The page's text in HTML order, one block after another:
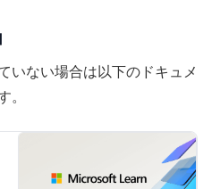
いない場合は以下のドキュメ